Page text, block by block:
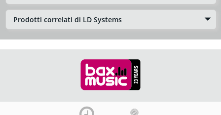
Prodotti correlati di LD Systems